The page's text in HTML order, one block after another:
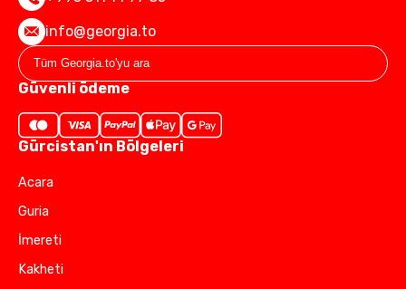
info@georgia.to
Güvenli ödeme
Gürcistan'ın Bölgeleri
Acara
Guria
İmereti
Kakheti